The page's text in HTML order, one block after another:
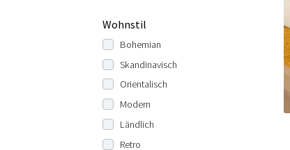
Wohnstil
Bohemian
Skandinavisch
Orientalisch
Modern
Ländlich
Retro